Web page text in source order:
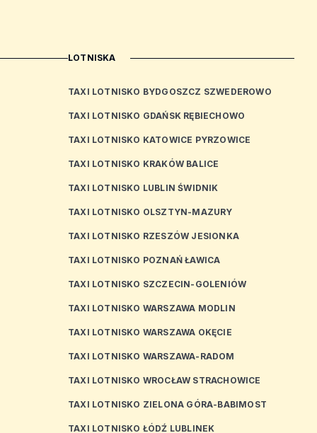
LOTNISKA
TAXI LOTNISKO BYDGOSZCZ SZWEDEROWO
TAXI LOTNISKO GDAŃSK RĘBIECHOWO
TAXI LOTNISKO KATOWICE PYRZOWICE
TAXI LOTNISKO KRAKÓW BALICE
TAXI LOTNISKO LUBLIN ŚWIDNIK
TAXI LOTNISKO OLSZTYN-MAZURY
TAXI LOTNISKO RZESZÓW JESIONKA
TAXI LOTNISKO POZNAŃ ŁAWICA
TAXI LOTNISKO SZCZECIN-GOLENIÓW
TAXI LOTNISKO WARSZAWA MODLIN
TAXI LOTNISKO WARSZAWA OKĘCIE
TAXI LOTNISKO WARSZAWA-RADOM
TAXI LOTNISKO WROCŁAW STRACHOWICE
TAXI LOTNISKO ZIELONA GÓRA-BABIMOST
TAXI LOTNISKO ŁÓDŹ LUBLINEK